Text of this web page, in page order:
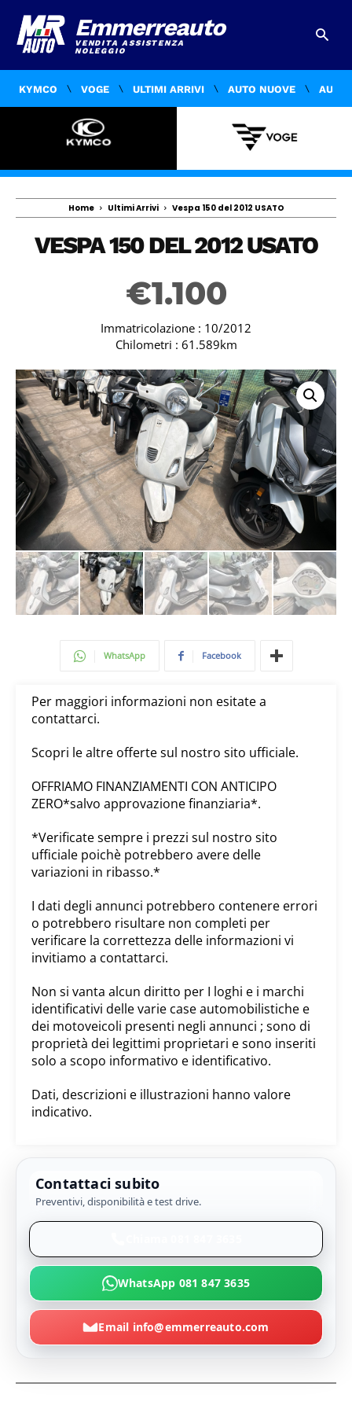
Emmerreauto
VENDITA ASSISTENZA
NOLEGGIO
KYMCO VOGE ULTIMI ARRIVI AUTO NUOVE AUTO
Home Ultimi Arrivi Vespa 150 del 2012 USATO
VESPA 150 DEL 2012 USATO
€1.100
Immatricolazione : 10/2012
Chilometri : 61.589km
WhatsApp Facebook
Per maggiori informazioni non esitate a
contattarci.
Scopri le altre offerte sul nostro sito ufficiale.
OFFRIAMO FINANZIAMENTI CON ANTICIPO
ZERO*salvo approvazione finanziaria*.
*Verificate sempre i prezzi sul nostro sito
ufficiale poichè potrebbero avere delle
variazioni in ribasso.*
I dati degli annunci potrebbero contenere errori
o potrebbero risultare non completi per
verificare la correttezza delle informazioni vi
invitiamo a contattarci.
Non si vanta alcun diritto per I loghi e i marchi
identificativi delle varie case automobilistiche e
dei motoveicoli presenti negli annunci ; sono di
proprietà dei legittimi proprietari e sono inseriti
solo a scopo informativo e identificativo.
Dati, descrizioni e illustrazioni hanno valore
indicativo.
Contattaci subito
Preventivi, disponibilità e test drive.
WhatsApp 081 847 3635
Email info@emmerreauto.com